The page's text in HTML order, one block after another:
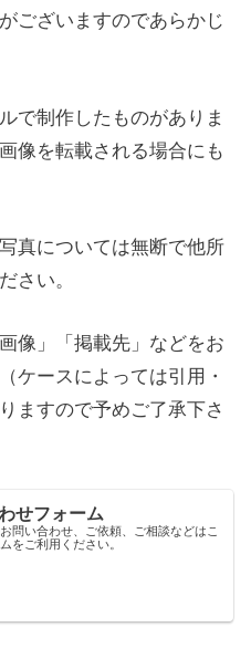
ございますのであらかじ
で制作したものがありま
像を転載される場合にも
真については無断で他所
さい。
像」「掲載先」などをお
ケースによっては引用・
ますので予めご了承下さ
せフォーム
問い合わせ、ご依頼、ご相談などはこ
をご利用ください。